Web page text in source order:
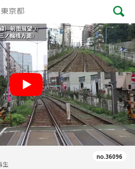
生
no.36096